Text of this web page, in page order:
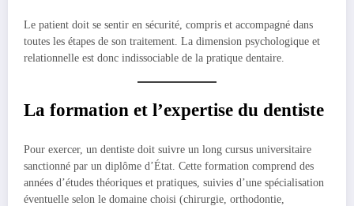
Le patient doit se sentir en sécurité, compris et accompagné dans
toutes les étapes de son traitement. La dimension psychologique et
relationnelle est donc indissociable de la pratique dentaire.
La formation et l’expertise du dentiste
Pour exercer, un dentiste doit suivre un long cursus universitaire
sanctionné par un diplôme d’État. Cette formation comprend des
années d’études théoriques et pratiques, suivies d’une spécialisation
éventuelle selon le domaine choisi (chirurgie, orthodontie,